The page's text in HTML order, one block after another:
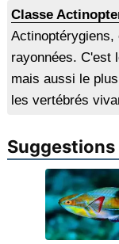
Classe
Actinoptérygiens,
rayonnées. C'est
mais aussi le
les vertébrés